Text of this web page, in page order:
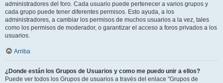
administradores del foro. Cada usuario puede pertenecer a varios grupos y
cada grupo puede tener diferentes permisos. Esto ayuda, a los
administradores, a cambiar los permisos de muchos usuarios a la vez, tales
como los permisos de moderador, o garantizar el acceso a foros privados a los
usuarios.
Arriba
¿Donde están los Grupos de Usuarios y como me puedo unir a ellos?
Puede ver todos los Grupos de usuarios a través del enlace "Grupos de